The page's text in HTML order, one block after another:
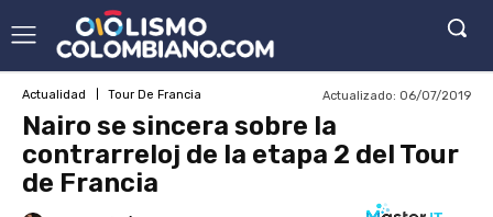
Actualidad Tour De Francia Actualizado: 06/07/2019
Nairo se sincera sobre la
contrarreloj de la etapa 2 del Tour
de Francia